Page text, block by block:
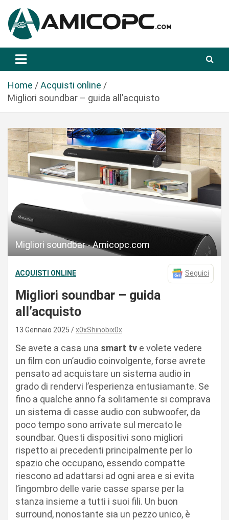
a
Amicopc.com
Home
Acquisti online
Migliori soundbar – guida all’acquisto
Migliori soundbar - Amicopc.com
ACQUISTI ONLINE Seguici
Migliori soundbar – guida
all’acquisto
13 Gennaio 2025 x0xShinobix0x
Se avete a casa una smart tv e volete vedere
un film con un’audio coinvolgente, forse avrete
pensato ad acquistare un sistema audio in
grado di rendervi l’esperienza entusiamante. Se
fino a qualche anno fa solitamente si comprava
un sistema di casse audio con subwoofer, da
poco tempo sono arrivate sul mercato le
soundbar. Questi dispositivi sono migliori
rispetto ai precedenti principalmente per lo
spazio che occupano, essendo compatte
riescono ad adattarsi ad ogni area e si evita
l’ingombro delle varie casse sparse per la
stanza insieme a tutti i suoi fili. Un buon
surround, nonostante sia un pezzo unico, è